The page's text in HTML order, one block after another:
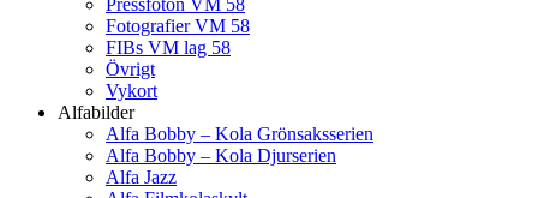
Pressfoton VM 58
Fotografier VM 58
FIBs VM lag 58
Övrigt
Vykort
Alfabilder
Alfa Bobby – Kola Grönsaksserien
Alfa Bobby – Kola Djurserien
Alfa Jazz